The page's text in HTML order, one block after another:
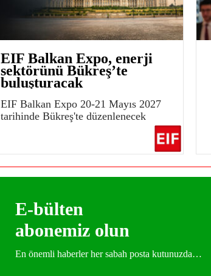
EIF Balkan Expo, enerji
sektörünü Bükreş’te
buluşturacak
EIF Balkan Expo 20-21 Mayıs 2027
tarihinde Bükreş'te düzenlenecek
E-bülten
abonemiz olun
En önemli haberler her sabah posta kutunuzda…